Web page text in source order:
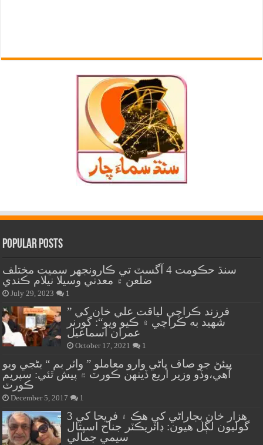
Popular Posts
سنڌ حڪومت 4 آگسٽ تي ڪارونجهر سميت مختلف
ضلعن ۾ معدني وسيلا نيلام ڪندي
July 29, 2023 1
” فرزند ڪراچي لياقت علي خان کي
شهيد به ڪراچي ۾ ڪيو ويو“: گورنر
عمران اسماعيل
October 17, 2021 1
پيئڻ جو صاف پاڻي وارو معاملو ” واٽر بم “ بڻجي ويو
آهي،وڏو وزير اربع ڏينهن ڪورٽ ۾ پيش ٿئي: سپريم
ڪورٽ
December 5, 2017 1
هزار خان بجاراڻي کي هڪ ۽ فريحا کي 3
گوليون لڳل هيون: ڊائريڪٽر جناح اسپتال
سيمي جمالي